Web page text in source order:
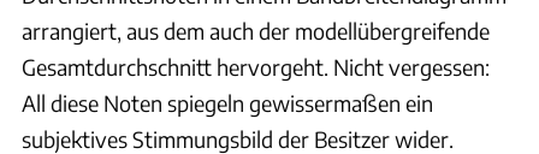
arrangiert, aus dem auch der modellübergreifende
Gesamtdurchschnitt hervorgeht. Nicht vergessen:
All diese Noten spiegeln gewissermaßen ein
subjektives Stimmungsbild der Besitzer wider.